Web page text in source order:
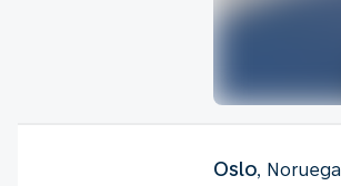
Oslo, Noruega